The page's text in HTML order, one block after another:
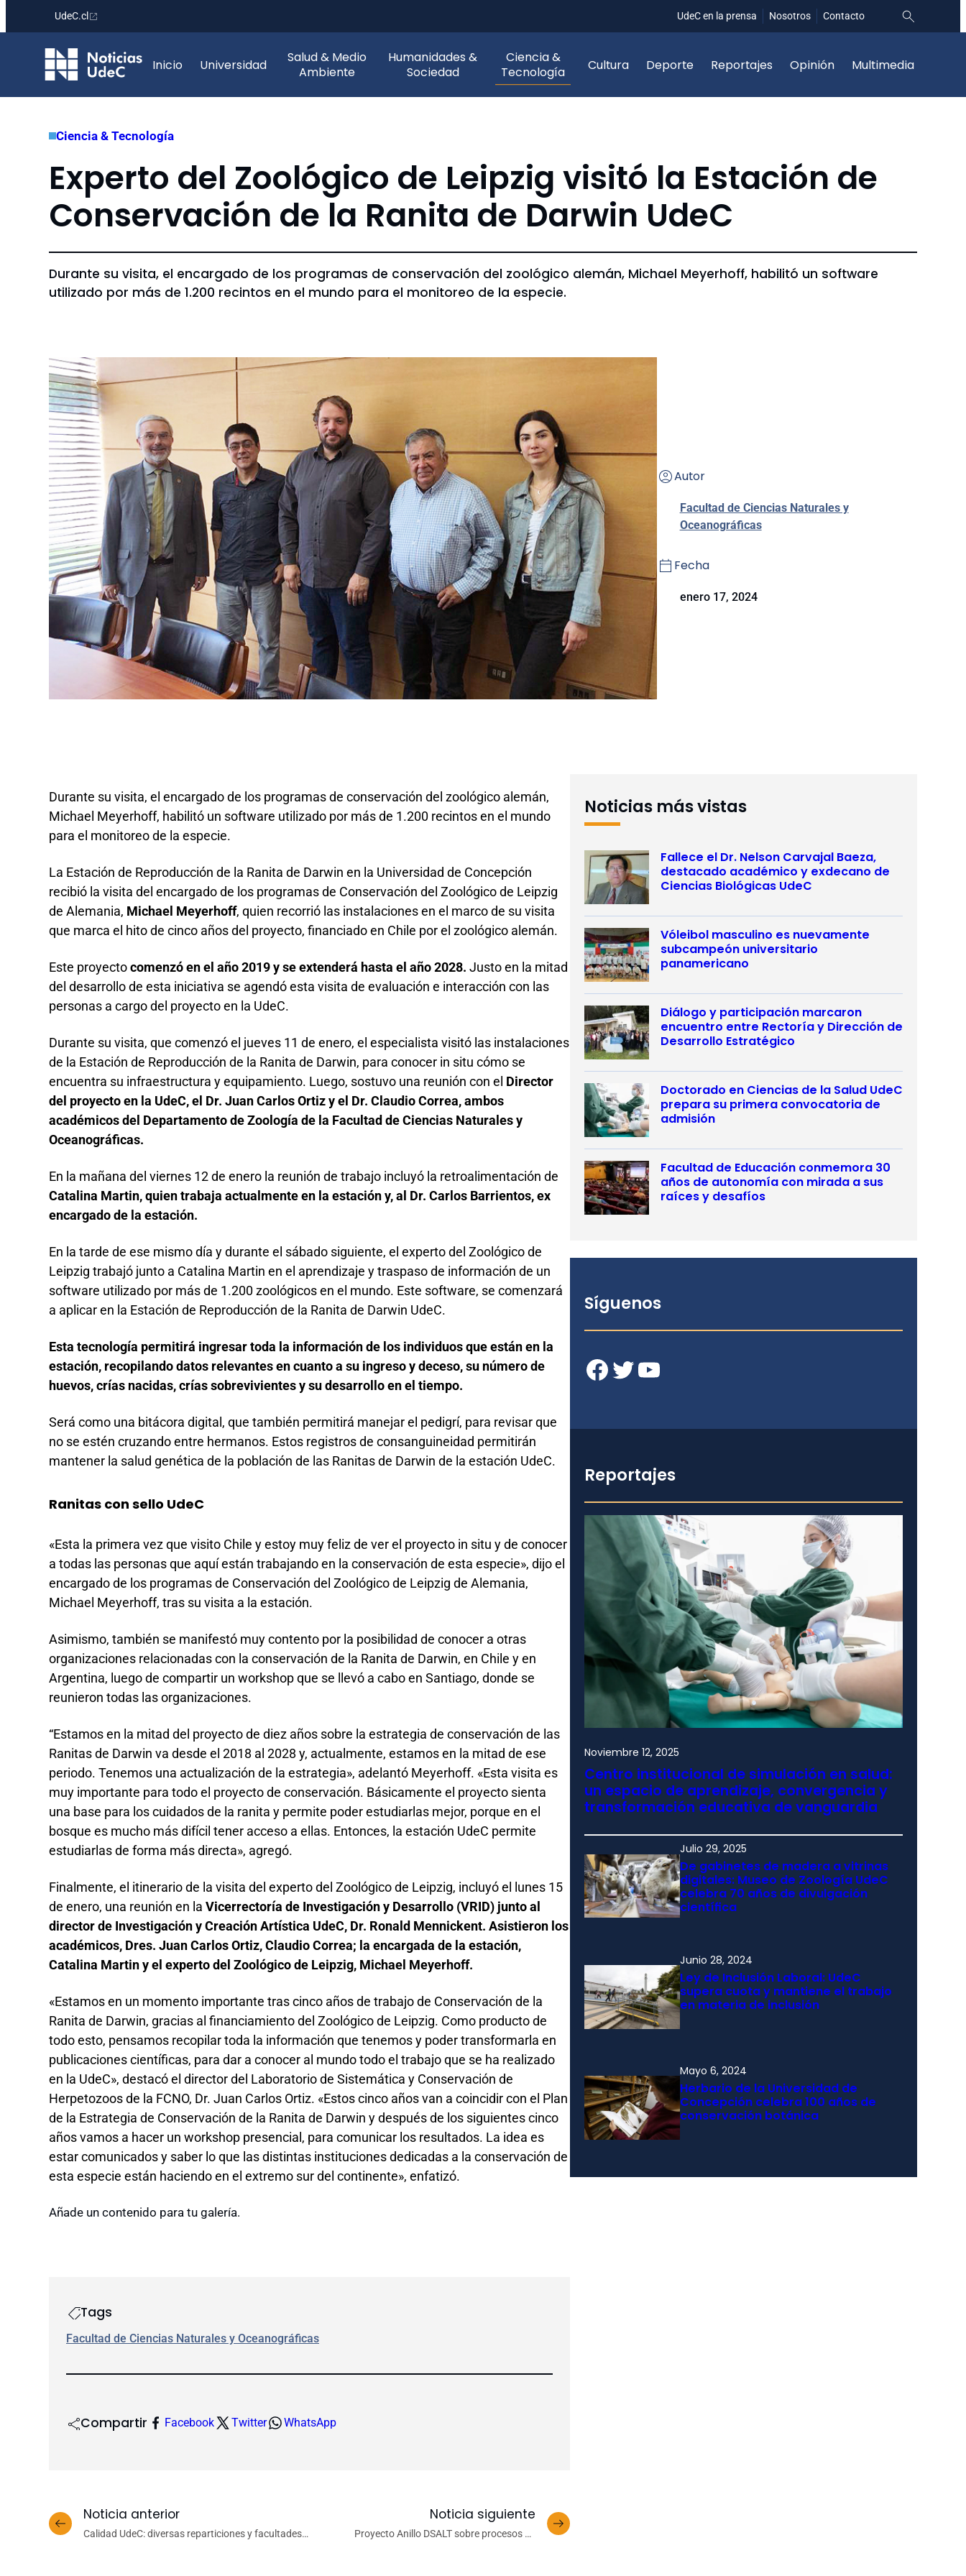
contenido
UdeC.cl UdeC en la prensa Nosotros Contacto
Inicio Universidad
Salud & Medio
Ambiente
Humanidades &
Sociedad
Ciencia &
Tecnología
Cultura Deporte Reportajes Opinión Multimedia
Ciencia & Tecnología
Experto del Zoológico de Leipzig visitó la Estación de
Conservación de la Ranita de Darwin UdeC
Durante su visita, el encargado de los programas de conservación del zoológico alemán, Michael Meyerhoff, habilitó un software
utilizado por más de 1.200 recintos en el mundo para el monitoreo de la especie.
Autor
Facultad de Ciencias Naturales y
Oceanográficas
Fecha
enero 17, 2024
Durante su visita, el encargado de los programas de conservación del zoológico alemán,
Michael Meyerhoff, habilitó un software utilizado por más de 1.200 recintos en el mundo
para el monitoreo de la especie.
La Estación de Reproducción de la Ranita de Darwin en la Universidad de Concepción
recibió la visita del encargado de los programas de Conservación del Zoológico de Leipzig
de Alemania, Michael Meyerhoff, quien recorrió las instalaciones en el marco de su visita
que marca el hito de cinco años del proyecto, financiado en Chile por el zoológico alemán.
Este proyectocomenzó en el año 2019 y se extenderá hasta el año 2028. Justo en la mitad
del desarrollo de esta iniciativa se agendó esta visita de evaluación e interacción con las
personas a cargo del proyecto en la UdeC.
Durante su visita, que comenzó el jueves 11 de enero, el especialista visitó las instalaciones
de la Estación de Reproducción de la Ranita de Darwin, para conocer in situ cómo se
encuentra su infraestructura y equipamiento. Luego, sostuvo una reunión con el Director
del proyecto en la UdeC, el Dr. Juan Carlos Ortiz y el Dr. Claudio Correa, ambos
académicos del Departamento de Zoología de la Facultad de Ciencias Naturales y
Oceanográficas.
En la mañana del viernes 12 de enero la reunión de trabajo incluyó la retroalimentación de
Catalina Martin, quien trabaja actualmente en la estación y, al Dr. Carlos Barrientos, ex
encargado de la estación.
En la tarde de ese mismo día y durante el sábado siguiente, el experto del Zoológico de
Leipzig trabajó junto a Catalina Martin en el aprendizaje y traspaso de información de un
software utilizado por más de 1.200 zoológicos en el mundo. Este software, se comenzará
a aplicar en la Estación de Reproducción de la Ranita de Darwin UdeC.
Esta tecnología permitirá ingresar toda la información de los individuos que están en la
estación, recopilando datos relevantes en cuanto a su ingreso y deceso, su número de
huevos, crías nacidas, crías sobrevivientes y su desarrollo en el tiempo.
Será como una bitácora digital, que también permitirá manejar el pedigrí, para revisar que
no se estén cruzando entre hermanos. Estos registros de consanguineidad permitirán
mantener la salud genética de la población de las Ranitas de Darwin de la estación UdeC.
Ranitas con sello UdeC
«Esta la primera vez que visito Chile y estoy muy feliz de ver el proyecto in situ y de conocer
a todas las personas que aquí están trabajando en la conservación de esta especie», dijo el
encargado de los programas de Conservación del Zoológico de Leipzig de Alemania,
Michael Meyerhoff, tras su visita a la estación.
Asimismo, también se manifestó muy contento por la posibilidad de conocer a otras
organizaciones relacionadas con la conservación de la Ranita de Darwin, en Chile y en
Argentina, luego de compartir un workshop que se llevó a cabo en Santiago, donde se
reunieron todas las organizaciones.
“Estamos en la mitad del proyecto de diez años sobre la estrategia de conservación de las
Ranitas de Darwin va desde el 2018 al 2028 y, actualmente, estamos en la mitad de ese
periodo. Tenemos una actualización de la estrategia», adelantó Meyerhoff. «Esta visita es
muy importante para todo el proyecto de conservación. Básicamente el proyecto sienta
una base para los cuidados de la ranita y permite poder estudiarlas mejor, porque en el
bosque es mucho más difícil tener acceso a ellas. Entonces, la estación UdeC permite
estudiarlas de forma más directa», agregó.
Finalmente, el itinerario de la visita del experto del Zoológico de Leipzig, incluyó el lunes 15
de enero, una reunión en la Vicerrectoría de Investigación y Desarrollo (VRID) junto al
director de Investigación y Creación Artística UdeC, Dr. Ronald Mennickent. Asistieron los
académicos, Dres. Juan Carlos Ortiz, Claudio Correa; la encargada de la estación,
Catalina Martin y el experto del Zoológico de Leipzig, Michael Meyerhoff.
«Estamos en un momento importante tras cinco años de trabajo de Conservación de la
Ranita de Darwin, gracias al financiamiento del Zoológico de Leipzig. Como producto de
todo esto, pensamos recopilar toda la información que tenemos y poder transformarla en
publicaciones científicas, para dar a conocer al mundo todo el trabajo que se ha realizado
en la UdeC», destacó el director del Laboratorio de Sistemática y Conservación de
Herpetozoos de la FCNO, Dr. Juan Carlos Ortiz. «Estos cinco años van a coincidir con el Plan
de la Estrategia de Conservación de la Ranita de Darwin y después de los siguientes cinco
años vamos a hacer un workshop presencial, para comunicar los resultados. La idea es
estar comunicados y saber lo que las distintas instituciones dedicadas a la conservación de
esta especie están haciendo en el extremo sur del continente», enfatizó.
Añade un contenido para tu galería.
Tags
Facultad de Ciencias Naturales y Oceanográficas
Compartir Facebook Twitter WhatsApp
Noticia anterior
Calidad UdeC: diversas reparticiones y facultades
Noticia siguiente
Proyecto Anillo DSALT sobre procesos de
Noticias más vistas
Fallece el Dr. Nelson Carvajal Baeza,
destacado académico y exdecano de
Ciencias Biológicas UdeC
Vóleibol masculino es nuevamente
subcampeón universitario
panamericano
Diálogo y participación marcaron
encuentro entre Rectoría y Dirección de
Desarrollo Estratégico
Doctorado en Ciencias de la Salud UdeC
prepara su primera convocatoria de
admisión
Facultad de Educación conmemora 30
años de autonomía con mirada a sus
raíces y desafíos
Síguenos
Facebook Twitter YouTube
Reportajes
Noviembre 12, 2025
Centro institucional de simulación en salud:
un espacio de aprendizaje, convergencia y
transformación educativa de vanguardia
Julio 29, 2025
De gabinetes de madera a vitrinas
digitales: Museo de Zoología UdeC
celebra 70 años de divulgación
científica
Junio 28, 2024
Ley de Inclusión Laboral: UdeC
supera cuota y mantiene el trabajo
en materia de inclusión
Mayo 6, 2024
Herbario de la Universidad de
Concepción celebra 100 años de
conservación botánica